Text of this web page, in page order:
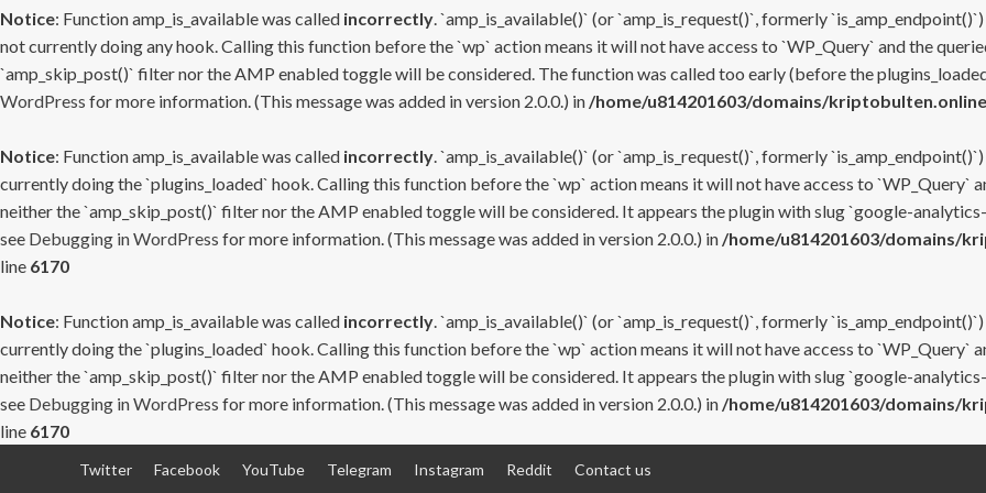
Notice: Function amp_is_available was called incorrectly. `amp_is_available()` (or `amp_is_request()`, formerly
not currently doing any hook. Calling this function before the `wp` action means it will not have access to `WP_Query` and the
`amp_skip_post()` filter nor the AMP enabled toggle will be considered. The function was called too early (before the
WordPress for more information. (This message was added in version 2.0.0.) in /home/u814201603/domains/
Notice: Function amp_is_available was called incorrectly. `amp_is_available()` (or `amp_is_request()`, formerly
currently doing the `plugins_loaded` hook. Calling this function before the `wp` action means it will not have access to `WP_Query`
neither the `amp_skip_post()` filter nor the AMP enabled toggle will be considered. It appears the plugin with slug `google-
see Debugging in WordPress for more information. (This message was added in version 2.0.0.) in /home/u814201603/domains/
line 6170
Notice: Function amp_is_available was called incorrectly. `amp_is_available()` (or `amp_is_request()`, formerly
currently doing the `plugins_loaded` hook. Calling this function before the `wp` action means it will not have access to `WP_Query`
neither the `amp_skip_post()` filter nor the AMP enabled toggle will be considered. It appears the plugin with slug `google-
see Debugging in WordPress for more information. (This message was added in version 2.0.0.) in /home/u814201603/domains/
line 6170
Twitter Facebook YouTube Telegram Instagram Reddit Contact us